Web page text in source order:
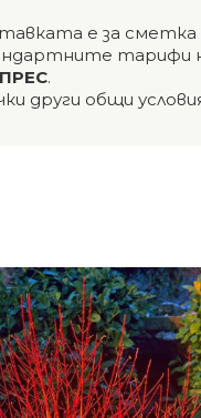
е за сметка
тарифи
.
други общи